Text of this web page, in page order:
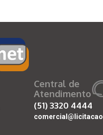
Central de
Atendimento
(51)3320 4444